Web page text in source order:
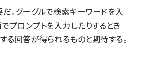
。グーグルで検索キーワードを入
プロンプトを入力したりするとき
る回答が得られるものと期待する。